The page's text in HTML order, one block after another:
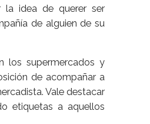
idea de querer ser
de alguien de su
los supermercados y
de acompañar a
Vale destacar
etiquetas a aquellos